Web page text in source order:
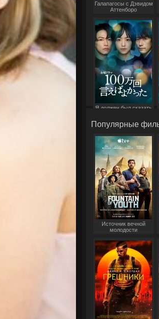
Галапагосы с Дэвидом
Аттенборо
Я должен был сказать
Популярные
Источник вечной
молодости